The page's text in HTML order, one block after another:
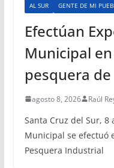
AL SUR GENTE DE MI
Efectúan
Municipal
pesquera
agosto 8, 2026 Raúl
Santa Cruz del Sur, 8
Municipal se efectuó
Pesquera Industrial